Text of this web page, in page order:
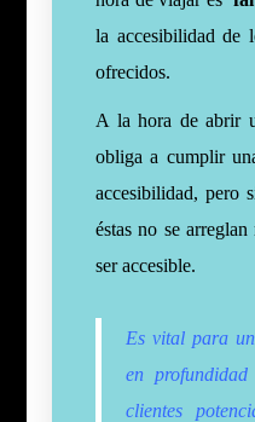
la accesibilidad de
ofrecidos.
A la hora de abrir
obliga a cumplir
accesibilidad, pero
éstas no se
ser accesible.
Es vital para
en profundidad
clientes